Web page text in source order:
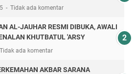
Tidak ada komentar
AL-JAUHAR RESMI DIBUKA, AWALI
KHUTBATUL 'ARSY
Tidak ada komentar
AKBAR SARANA